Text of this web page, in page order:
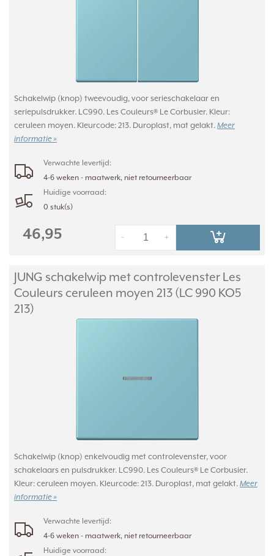
Schakelwip (knop) tweevoudig, voor serieschakelaar en
seriepulsdrukker. LC990. Les Couleurs® Le Corbusier. Kleur:
ceruleen moyen. Kleurcode: 213. Duroplast, mat gelakt. Meer
informatie »
Verwachte levertijd:
4-6 weken - maatwerk, niet retourneerbaar
Huidige voorraad:
0 stuk(s)
46,95 +
-
JUNG schakelwip met controlevenster Les
Couleurs ceruleen moyen 213 (LC 990 KO5
213)
Schakelwip (knop) enkelvoudig met controlevenster, voor
schakelaars en pulsdrukker. LC990. Les Couleurs® Le Corbusier.
Kleur: ceruleen moyen. Kleurcode: 213. Duroplast, mat gelakt. Meer
informatie »
Verwachte levertijd:
4-6 weken - maatwerk, niet retourneerbaar
Huidige voorraad: